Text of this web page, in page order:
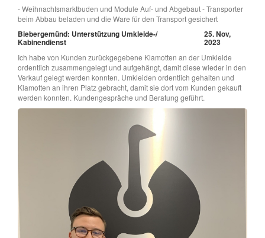
- Weihnachtsmarktbuden und Module Auf- und Abgebaut - Transporter
beim Abbau beladen und die Ware für den Transport gesichert
Biebergemünd: Unterstützung Umkleide-/
Kabinendienst
25. Nov,
2023
Ich habe von Kunden zurückgegebene Klamotten an der Umkleide
ordentlich zusammengelegt und aufgehängt, damit diese wieder in den
Verkauf gelegt werden konnten. Umkleiden ordentlich gehalten und
Klamotten an ihren Platz gebracht, damit sie dort vom Kunden gekauft
werden konnten. Kundengespräche und Beratung geführt.